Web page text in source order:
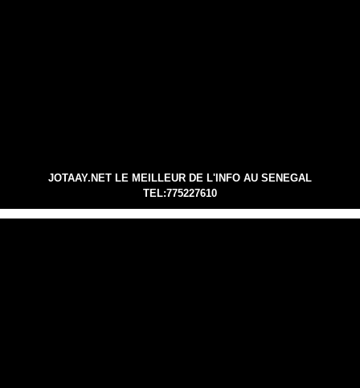
JOTAAY.NET LE MEILLEUR DE L'INFO AU SENEGAL
TEL:775227610